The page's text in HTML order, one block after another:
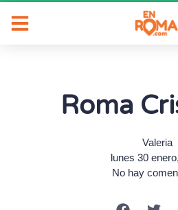
Roma
Valeria
lunes 30
No hay